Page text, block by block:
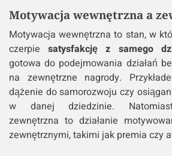
Motywacja wewnętrzna a
Motywacja wewnętrzna to stan, w
czerpiesatysfakcję z samego
gotowa do podejmowania działań
na zewnętrzne nagrody.
dążenie do samorozwoju czy
w danej dziedzinie.
zewnętrzna to działanie
zewnętrznymi, takimi jak premia czy